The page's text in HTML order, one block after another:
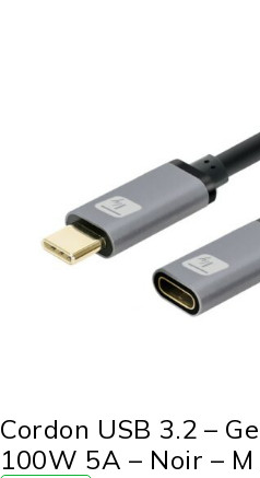
Cordon USB 3.2 –
100W 5A – Noir – M